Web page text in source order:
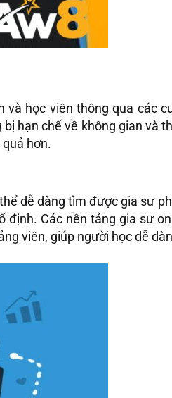
học viên thông qua các
hạn chế về không gian và
hơn.
dễ dàng tìm được gia sư
định. Các nền tảng gia sư
viên, giúp người học dễ